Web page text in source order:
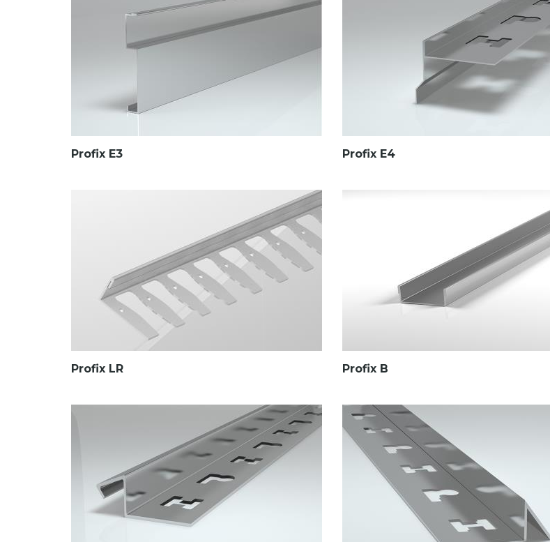
Profix E3 Profix E4
Profix LR Profix B